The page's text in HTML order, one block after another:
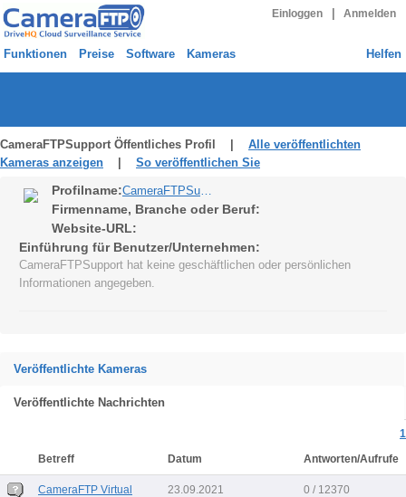
Einloggen Anmelden
Funktionen Preise Software Kameras Helfen
CameraFTPSupport Öffentliches Profil | Alle veröffentlichten
Kameras anzeigen
So veröffentlichen Sie
Profilname: CameraFTPSupport
Firmenname, Branche oder Beruf:
Website-URL:
Einführung für Benutzer/Unternehmen:
CameraFTPSupport hat keine geschäftlichen oder persönlichen
Informationen angegeben.
Veröffentlichte Kameras
Veröffentlichte Nachrichten
1
Betreff
Datum Antworten/Aufrufe
CameraFTP Virtual
23.09.2021 0 / 12370